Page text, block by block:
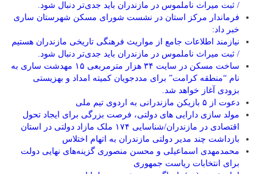
/ ثبت میراث ناملموس در مازندران باید جدی‌تر دنبال شود.
فرماندار مرکز استان در نشست شورای مسکن شهرستان ساری
خبر داد:
نیازمند اطلاعات جامع از مواریث فرهنگی تاریخی مازندران هستیم
/ ثبت میراث ناملموس در مازندران باید جدی‌تر دنبال شود.
ساخت مسکن در سایت ۳۴ هزار مترمربعی ۱۵ مهدشت ساری به
نام “منطقه کرامت” برای مددجویان کمیته امداد و بهزیستی
بزودی آغاز خواهد شد.
دعوت از ۵ بازیکن مازندرانی به اردوی تیم ملی
مولد سازی دارایی های دولتی، فرصت بزرگی برای ایجاد تحول
اقتصادی در مازندران/شناسایی ۱۷۴ ملک مازاد دولتی در استان
بازداشت چند مدیر دولتی مازندران به اتهام اختلاس
محمدمهدی اسماعیلی و محسن منصوری گزینه‌های نهایی دولت
برای انتخابات ریاست جمهوری